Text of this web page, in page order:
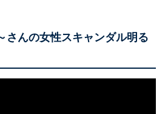
さんの女性スキャンダル明る